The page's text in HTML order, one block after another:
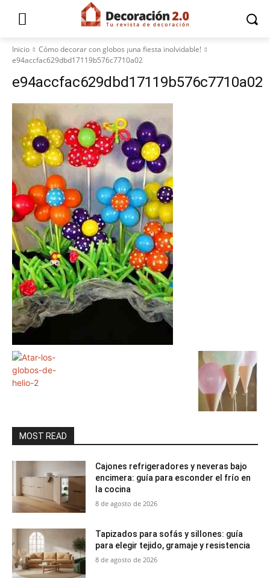
Inicio
Cómo decorar con globos ¡una fiesta inolvidable!
e94accfac629dbd17119b576c7710a02
e94accfac629dbd17119b576c7710a02
MOST READ
Cajones refrigeradores y neveras bajo
encimera: guía para esconder el frío en
la cocina
8 de agosto de 2026
Tapizados para sofás y sillones: guía
para elegir tejido, gramaje y resistencia
8 de agosto de 2026